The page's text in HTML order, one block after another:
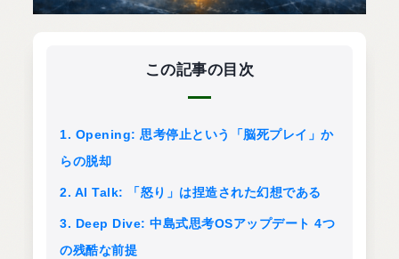
この記事の目次
1. Opening: 思考停止という「脳死プレイ」か
らの脱却
2. AI Talk: 「怒り」は捏造された幻想である
3. Deep Dive: 中島式思考OSアップデート 4つ
の残酷な前提